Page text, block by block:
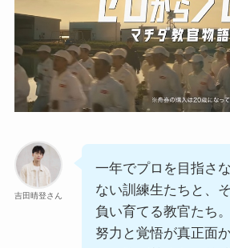
吉田晴登さん
一年でプロを目指さ
ない訓練生たちと、
負い育てる教官たち。
努力と覚悟が真正面